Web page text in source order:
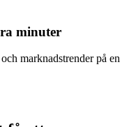
minuter
marknadstrender på en